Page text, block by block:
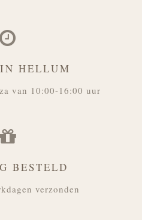
HELLUM
van 10:00-16:00 uur
BESTELD
verzonden